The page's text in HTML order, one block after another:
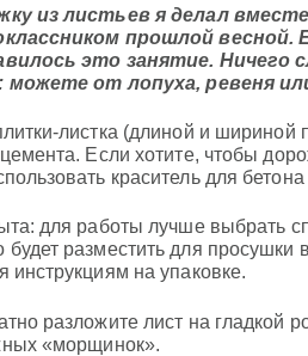
из листьев я делал
прошлой весной.
это занятие. Ничего
можете от лопуха, ревеня
листка (длиной и
цемента. Если хотите, чтобы
краситель для
для работы лучше выбрать
будет разместить для просушки
инструкциям на упаковке.
разложите лист на гладкой
«морщинок».